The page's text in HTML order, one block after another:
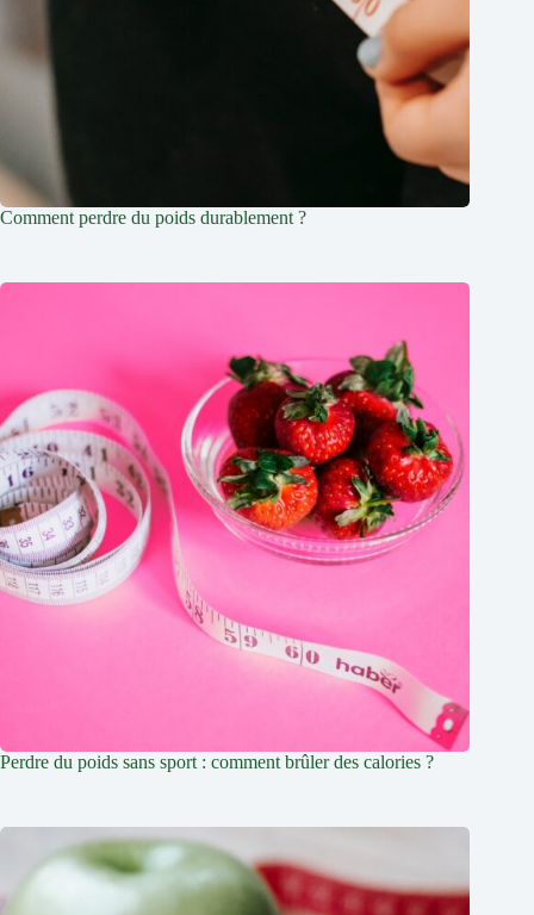
Comment perdre du poids durablement ?
Perdre du poids sans sport : comment brûler des calories ?